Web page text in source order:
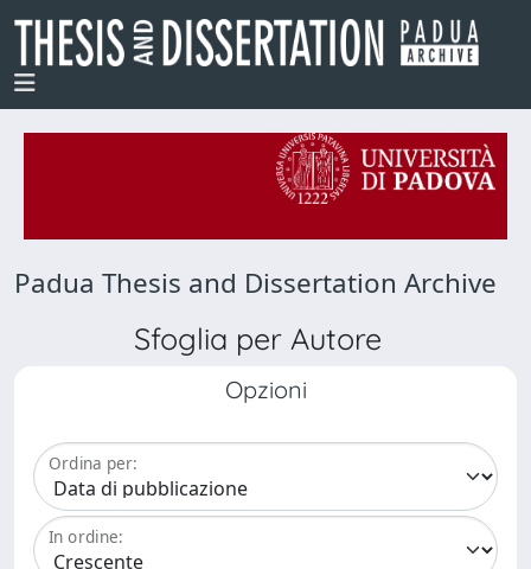
Padua Thesis and Dissertation Archive
Sfoglia per Autore
Opzioni
Ordina per:
In ordine: